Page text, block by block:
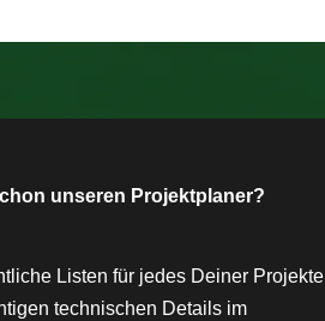
unseren Projektplaner?
Listen für jedes Deiner Projekte
technischen Details im